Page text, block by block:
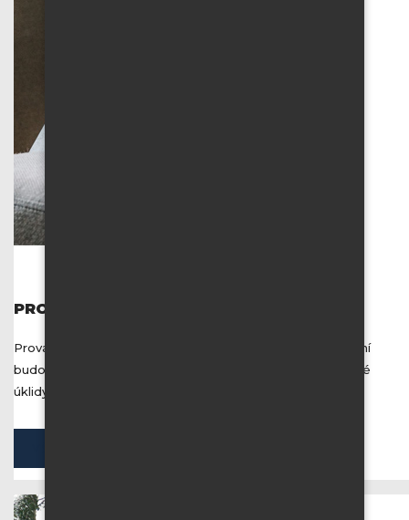
PROFESIONÁLNÍ ÚKLID
Provádíme mytí oken, včetně rámů a žaluzií, mytí opláštění
budov, čištění podlahových krytin, pravidelné i jednorázové
úklidy bytů, domů, kancelářských a výrobních budov.